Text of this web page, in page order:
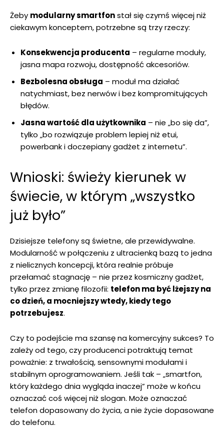
Żeby modularny smartfonstał się czymś więcej niż
ciekawym konceptem, potrzebne są trzy rzeczy:
Konsekwencja producenta – regularne moduły,
jasna mapa rozwoju, dostępność akcesoriów.
Bezbolesna obsługa – moduł ma działać
natychmiast, bez nerwów i bez kompromitujących
błędów.
Jasna wartość dla użytkownika – nie „bo się da”,
tylko „bo rozwiązuje problem lepiej niż etui,
powerbank i doczepiany gadżet z internetu”.
Wnioski: świeży kierunek w
świecie, w którym „wszystko
już było”
Dzisiejsze telefony są świetne, ale przewidywalne.
Modularność w połączeniu z ultracienką bazą to jedna
z nielicznych koncepcji, która realnie próbuje
przełamać stagnację – nie przez kosmiczny gadżet,
tylko przez zmianę filozofii: telefon ma być lżejszy na
co dzień, a mocniejszy wtedy, kiedy tego
potrzebujesz.
Czy to podejście ma szansę na komercyjny sukces? To
zależy od tego, czy producenci potraktują temat
poważnie: z trwałością, sensownymi modułami i
stabilnym oprogramowaniem. Jeśli tak – „smartfon,
który każdego dnia wygląda inaczej” może w końcu
oznaczać coś więcej niż slogan. Może oznaczać
telefon dopasowany do życia, a nie życie dopasowane
do telefonu.